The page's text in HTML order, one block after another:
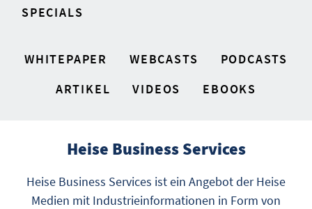
SPECIALS
WHITEPAPER WEBCASTS
PODCASTS
ARTIKEL
VIDEOS EBOOKS
Heise Business Services
Heise Business Services ist ein Angebot der Heise
Medien mit Industrieinformationen in Form von